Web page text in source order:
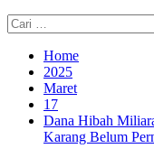
Cari
untuk:
Home
2025
Maret
17
Dana Hibah
Karang Belum